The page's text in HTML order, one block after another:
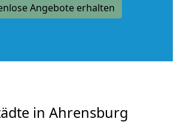
Angebote erhalten
in Ahrensburg